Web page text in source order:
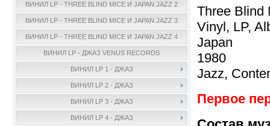
ВИНИЛ LP - THREE BLIND MICE И JAPAN JAZZ 2
ВИНИЛ LP - THREE BLIND MICE И JAPAN JAZZ 3
ВИНИЛ LP - THREE BLIND MICE И JAPAN JAZZ 4
ВИНИЛ LP - ДЖАЗ VENUS RECORDS
ВИНИЛ LP 1 - ДЖАЗ
ВИНИЛ LP 2 - ДЖАЗ
ВИНИЛ LP 3 - ДЖАЗ
ВИНИЛ LP 4 - ДЖАЗ
Three Blind
Vinyl, LP,
Japan
1980
Jazz,
Первое